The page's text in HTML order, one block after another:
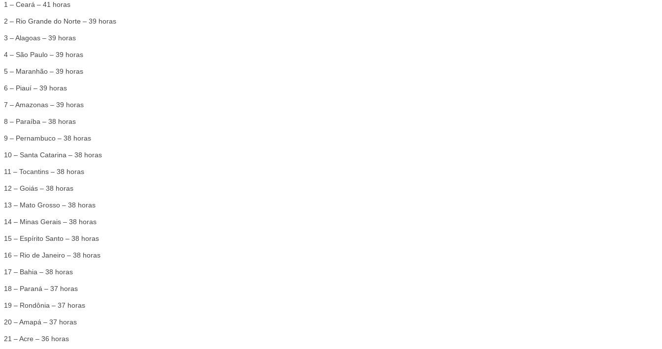
1 – Ceará – 41 horas
2 – Rio Grande do Norte – 39 horas
3 – Alagoas – 39 horas
4 – São Paulo – 39 horas
5 – Maranhão – 39 horas
6 – Piauí – 39 horas
7 – Amazonas – 39 horas
8 – Paraíba – 38 horas
9 – Pernambuco – 38 horas
10 – Santa Catarina – 38 horas
11 – Tocantins – 38 horas
12 – Goiás – 38 horas
13 – Mato Grosso – 38 horas
14 – Minas Gerais – 38 horas
15 – Espírito Santo – 38 horas
16 – Rio de Janeiro – 38 horas
17 – Bahia – 38 horas
18 – Paraná – 37 horas
19 – Rondônia – 37 horas
20 – Amapá – 37 horas
21 – Acre – 36 horas